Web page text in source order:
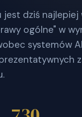
jest dziś
ogólne" w
systemów